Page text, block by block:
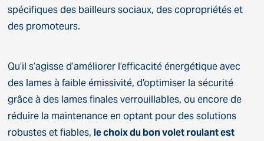
spécifiques des bailleurs sociaux, des copropriétés et
des promoteurs.
Qu’il s’agisse d’améliorer l’efficacité énergétique avec
des lames à faible émissivité, d’optimiser la sécurité
grâce à des lames finales verrouillables, ou encore de
réduire la maintenance en optant pour des solutions
robustes et fiables,le choix du bon volet roulant est